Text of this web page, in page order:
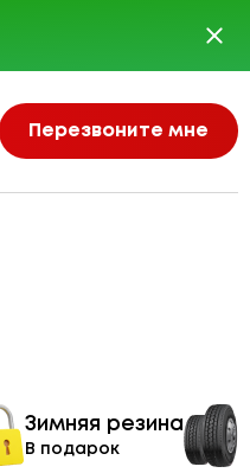
Перезвоните мне
Зимняя резина
В подарок